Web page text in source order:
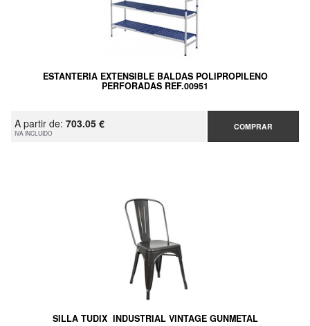
ESTANTERIA EXTENSIBLE BALDAS POLIPROPILENO
PERFORADAS REF.00951
A partir de: 703.05 €
IVA INCLUIDO
COMPRAR
SILLA TUDIX INDUSTRIAL VINTAGE GUNMETAL